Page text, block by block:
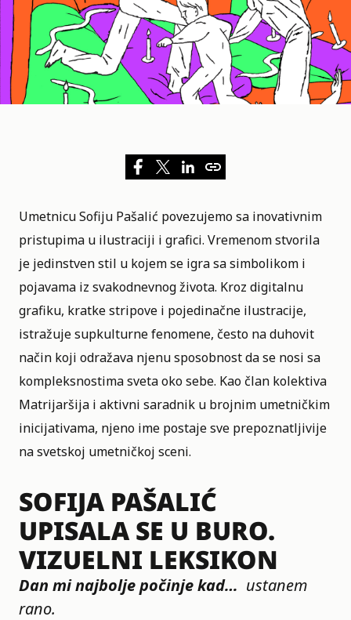
Umetnicu Sofiju Pašalić povezujemo sa inovativnim
pristupima u ilustraciji i grafici. Vremenom stvorila
je jedinstven stil u kojem se igra sa simbolikom i
pojavama iz svakodnevnog života. Kroz digitalnu
grafiku, kratke stripove i pojedinačne ilustracije,
istražuje supkulturne fenomene, često na duhovit
način koji odražava njenu sposobnost da se nosi sa
kompleksnostima sveta oko sebe. Kao član kolektiva
Matrijaršija i aktivni saradnik u brojnim umetničkim
inicijativama, njeno ime postaje sve prepoznatljivije
na svetskoj umetničkoj sceni.
SOFIJA PAŠALIĆ
UPISALA SE U BURO.
VIZUELNI LEKSIKON
Dan mi najbolje počinje kad… ustanem
rano.